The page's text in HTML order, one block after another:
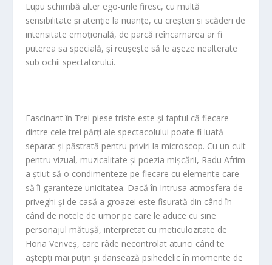
Lupu schimbă alter ego-urile firesc, cu multă
sensibilitate și atenție la nuanțe, cu creșteri și scăderi de
intensitate emoțională, de parcă reîncarnarea ar fi
puterea sa specială, și reușește să le așeze nealterate
sub ochii spectatorului.
Fascinant în Trei piese triste este și faptul că fiecare
dintre cele trei părți ale spectacolului poate fi luată
separat și păstrată pentru priviri la microscop. Cu un cult
pentru vizual, muzicalitate și poezia mișcării, Radu Afrim
a știut să o condimenteze pe fiecare cu elemente care
să îi garanteze unicitatea. Dacă în Intrusa atmosfera de
priveghi și de casă a groazei este fisurată din când în
când de notele de umor pe care le aduce cu sine
personajul mătușă, interpretat cu meticulozitate de
Horia Veriveș, care râde necontrolat atunci când te
aștepți mai puțin și dansează psihedelic în momente de